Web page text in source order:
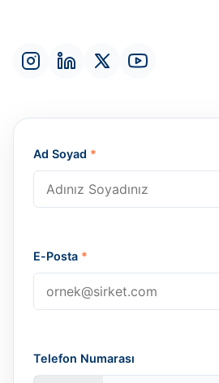
Ad Soyad *
E-Posta *
Telefon Numarası